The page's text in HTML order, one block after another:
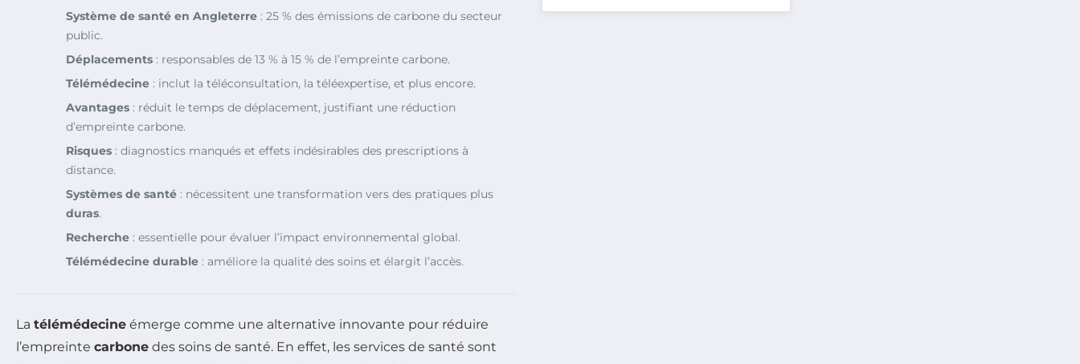
Système de santé en Angleterre : 25 % des émissions de carbone du secteur
public.
Déplacements : responsables de 13 % à 15 % de l’empreinte carbone.
Télémédecine : inclut la téléconsultation, la téléexpertise, et plus encore.
Avantages : réduit le temps de déplacement, justifiant une réduction
d’empreinte carbone.
Risques : diagnostics manqués et effets indésirables des prescriptions à
distance.
Systèmes de santé : nécessitent une transformation vers des pratiques plus
duras.
Recherche : essentielle pour évaluer l’impact environnemental global.
Télémédecine durable : améliore la qualité des soins et élargit l’accès.
La télémédecine émerge comme une alternative innovante pour réduire
l’empreinte carbone des soins de santé. En effet, les services de santé sont